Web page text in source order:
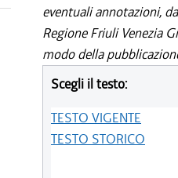
eventuali annotazioni,
Regione Friuli Venezia
modo della
Scegli il testo:
TESTO VIGENTE
TESTO STORICO